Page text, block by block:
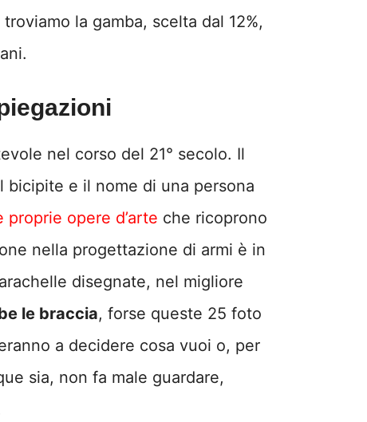
la gamba, scelta dal 12%,
nel corso del 21° secolo. Il
e il nome di una persona
opere d’arte che ricoprono
nella progettazione di armi è in
disegnate, nel migliore
le braccia, forse queste 25 foto
a decidere cosa vuoi o, per
sia, non fa male guardare,